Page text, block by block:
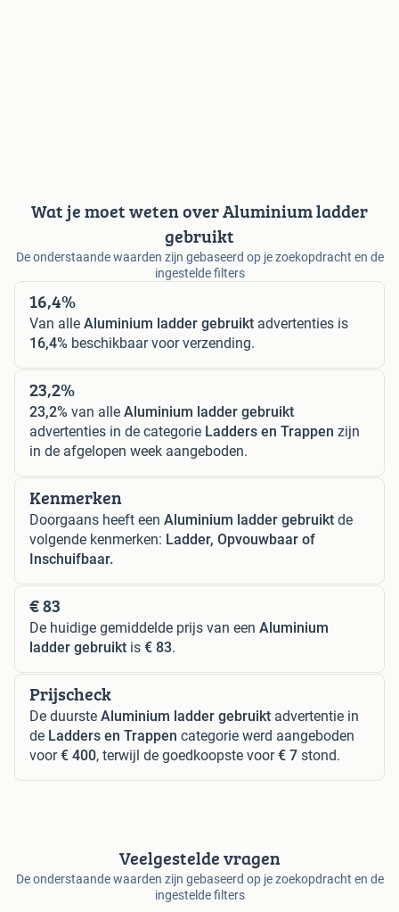
Wat je moet weten over Aluminium ladder
gebruikt
De onderstaande waarden zijn gebaseerd op je zoekopdracht en de
ingestelde filters
16,4%
Van alle Aluminium ladder gebruikt advertenties is
16,4% beschikbaar voor verzending.
23,2%
23,2% van alle Aluminium ladder gebruikt
advertenties in de categorie Ladders en Trappen zijn
in de afgelopen week aangeboden.
Kenmerken
Doorgaans heeft een Aluminium ladder gebruikt de
volgende kenmerken: Ladder, Opvouwbaar of
Inschuifbaar.
€ 83
De huidige gemiddelde prijs van een Aluminium
ladder gebruikt is € 83.
Prijscheck
De duurste Aluminium ladder gebruikt advertentie in
de Ladders en Trappen categorie werd aangeboden
voor€ 400, terwijl de goedkoopste voor€ 7 stond.
Veelgestelde vragen
De onderstaande waarden zijn gebaseerd op je zoekopdracht en de
ingestelde filters